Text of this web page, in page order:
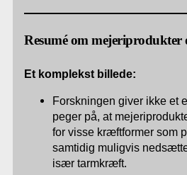
Resumé om
Et komplekst billede:
Forskningen giver ikke et
peger på, at
for visse kræftformer som
samtidig muligvis
især tarmkræft.